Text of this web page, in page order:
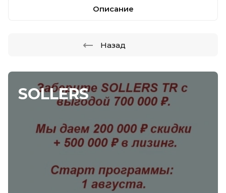
SOLLERS
Описание
Назад